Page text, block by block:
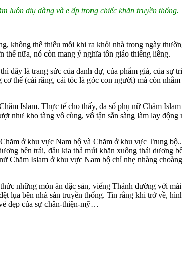
luôn diụ dàng và e ấp trong chiếc khăn truyền thống.
không thể thiếu mỗi khi ra khỏi nhà trong ngày
nữa, nó còn mang ý nghĩa tôn giáo thiêng liêng.
là trang sức của danh dự, của phẩm giá, của sự
thể (cái răng, cái tóc là góc con người) mà còn
Islam. Thực tế cho thấy, đa số phụ nữ Chăm
như kho tàng vô cùng, vô tận sẵn sàng làm lay
ở khu vực Nam bộ và Chăm ở khu vực Trung
bên trái, đầu kia thả múi khăn xuống thái dương
Chăm Islam ở khu vực Nam bộ chỉ nhẹ nhàng
những món ăn đặc sản, viếng Thánh đường với
lụa bên nhà sàn truyền thống. Tin rằng khi trở về,
đẹp của sự chân-thiện-mỹ…